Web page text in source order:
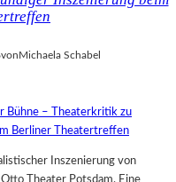
vonMichaela Schabel
Inszenierung von